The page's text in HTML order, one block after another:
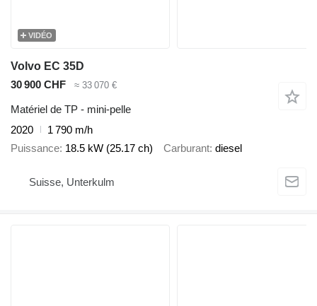
VIDÉO
Volvo EC 35D
30 900 CHF
≈ 33 070 €
Matériel de TP - mini-pelle
2020
1 790 m/h
Puissance 18.5 kW (25.17 ch) Carburant diesel
Suisse, Unterkulm